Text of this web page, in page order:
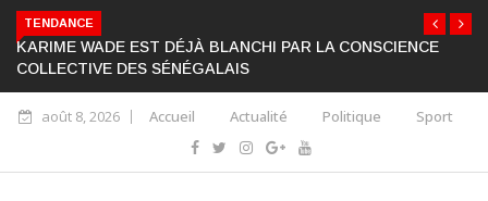
TENDANCE
KARIME WADE EST DÉJÀ BLANCHI PAR LA CONSCIENCE
COLLECTIVE DES SÉNÉGALAIS
août 8, 2026 Accueil Actualité Politique Sport